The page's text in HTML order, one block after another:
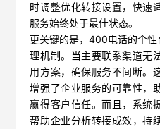
时调整优化转接设置，快速
服务始终处于最佳状态。
更关键的是，400电话的个
理机制。当主要联系渠道无
用方案，确保服务不间断。
增强了企业服务的可靠性，
赢得客户信任。而且，系统
帮助企业分析转接成效，持